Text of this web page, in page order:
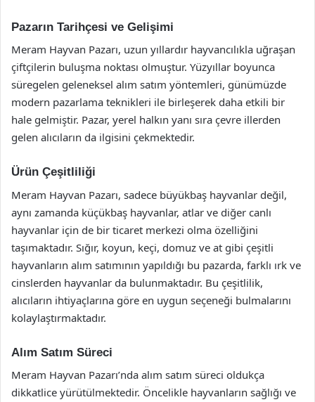
Pazarın Tarihçesi ve Gelişimi
Meram Hayvan Pazarı, uzun yıllardır hayvancılıkla uğraşan
çiftçilerin buluşma noktası olmuştur. Yüzyıllar boyunca
süregelen geleneksel alım satım yöntemleri, günümüzde
modern pazarlama teknikleri ile birleşerek daha etkili bir
hale gelmiştir. Pazar, yerel halkın yanı sıra çevre illerden
gelen alıcıların da ilgisini çekmektedir.
Ürün Çeşitliliği
Meram Hayvan Pazarı, sadece büyükbaş hayvanlar değil,
aynı zamanda küçükbaş hayvanlar, atlar ve diğer canlı
hayvanlar için de bir ticaret merkezi olma özelliğini
taşımaktadır. Sığır, koyun, keçi, domuz ve at gibi çeşitli
hayvanların alım satımının yapıldığı bu pazarda, farklı ırk ve
cinslerden hayvanlar da bulunmaktadır. Bu çeşitlilik,
alıcıların ihtiyaçlarına göre en uygun seçeneği bulmalarını
kolaylaştırmaktadır.
Alım Satım Süreci
Meram Hayvan Pazarı’nda alım satım süreci oldukça
dikkatlice yürütülmektedir. Öncelikle hayvanların sağlığı ve